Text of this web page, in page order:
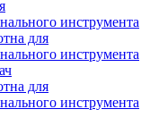
инструмента
для
инструмента
для
инструмента